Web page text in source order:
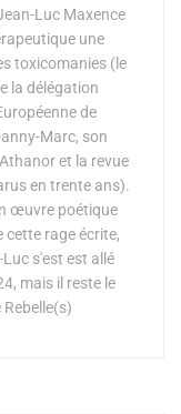
Luc Maxence
une
toxicomanies (le
la délégation
de
Marc, son
et la revue
en trente ans).
œuvre poétique
cette rage écrite,
s'est est allé
mais il reste le